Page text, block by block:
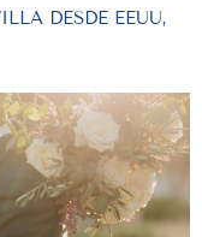
DESDE EEUU,